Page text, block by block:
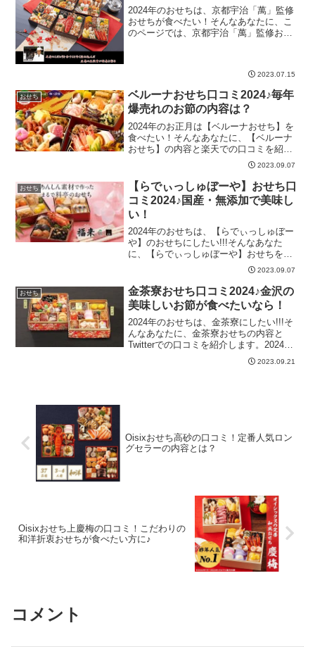
2024年のおせちは、京都宇治「萬」監修
おせちが食べたい！そんなあなたに、こ
のページでは、京都宇治「萬」監修おせ
2023.07.15
おせち
ベルーナおせち口コミ2024♪毎年
爆売れのお節の内容は？
2024年のお正月は【ベルーナおせち】を
食べたい！そんなあなたに、【ベルーナ
おせち】の内容と楽天での口コミを紹介
します。あなたの2024年のおせち選びに
ぜひお役立てください♪ベルーナおせち口
コミ2024♪毎年爆売れのお節の内容は？ベ
ルーナ ...
2023.09.07
おせち
【らでぃっしゅぼーや】おせち口
コミ2024♪国産・無添加で美味し
い！
2024年のおせちは、【らでぃっしゅぼー
や】のおせちにしたい!!!そんなあなた
に、【らでぃっしゅぼーや】おせちをラ
ンキング形式で紹介します。2024年のお
せち選びの参考に少しでもなれば嬉しい
です♪【らでぃっしゅぼーや】おせち口コ
ミ2024♪...
2023.09.07
おせち
金茶寮おせち口コミ2024♪金沢の
美味しいお節が食べたいなら！
2024年のおせちは、金茶寮にしたい!!!そ
んなあなたに、金茶寮おせちの内容と
Twitterでの口コミを紹介します。2024年
のおせち選びの参考に少しでもなれば嬉
しいです♪金茶寮おせち口コミ2024♪金沢
2023.09.21
Oisixおせち高砂の口コミ！定番人気ロン
グセラーの内容とは？
Oisixおせち上慶梅の口コミ！こだわりの
和洋折衷おせちが食べたい方に♪
コメント